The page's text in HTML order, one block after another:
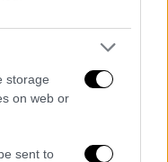
storage
on web or
sent to
κατηγορούμενοι
με τα
οι τρεις
διερχόμενου
μάρκετ στη
συνέχεια